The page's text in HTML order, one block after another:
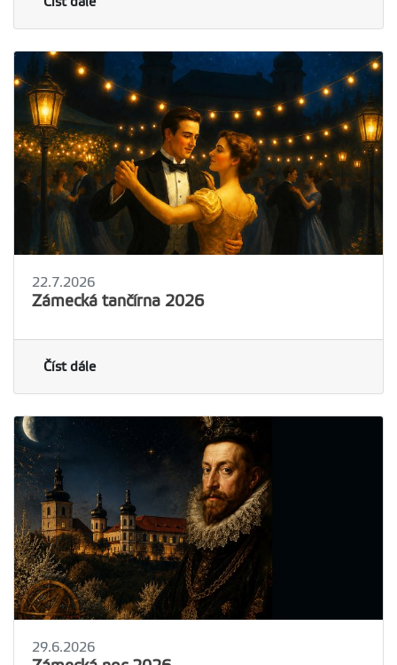
22.7.2026
Zámecká tančírna 2026
Číst dále
29.6.2026